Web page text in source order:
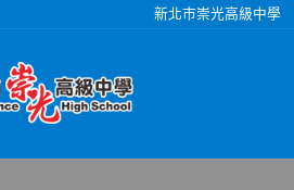
新北市崇光高級中學